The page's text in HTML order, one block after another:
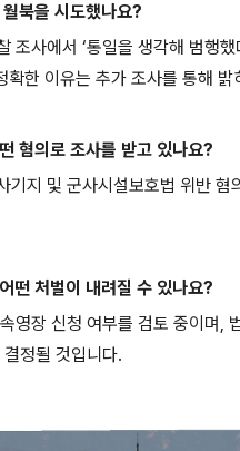
북을 시도했나요?
조사에서 ‘통일을 생각해 범행했
확한 이유는 추가 조사를 통해 밝
혐의로 조사를 받고 있나요?
기지 및 군사시설보호법 위반 혐
떤 처벌이 내려질 수 있나요?
영장 신청 여부를 검토 중이며,
정될 것입니다.